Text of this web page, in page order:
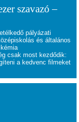
szavazó –
pályázati
és általános
csak most kezdődik:
a kedvenc filmeket